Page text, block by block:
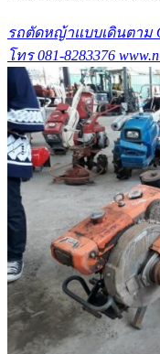
รถตัดหญ้าแบบเดินตาม
โทร 081-8283376